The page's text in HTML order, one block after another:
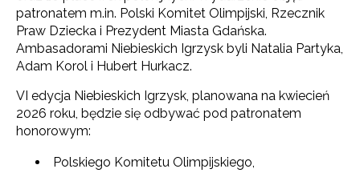
patronatem m.in. Polski Komitet Olimpijski, Rzecznik
Praw Dziecka i Prezydent Miasta Gdańska.
Ambasadorami Niebieskich Igrzysk byli Natalia Partyka,
Adam Korol i Hubert Hurkacz.
VI edycja Niebieskich Igrzysk, planowana na kwiecień
2026 roku, będzie się odbywać pod patronatem
honorowym:
Polskiego Komitetu Olimpijskiego,